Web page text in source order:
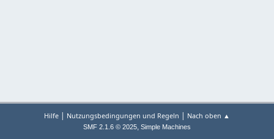
Hilfe | Nutzungsbedingungen und Regeln | Nach oben ▲
SMF 2.1.6 © 2025, Simple Machines